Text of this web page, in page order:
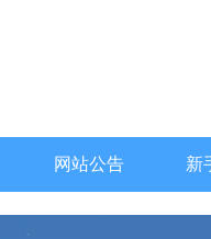
网站公告 新